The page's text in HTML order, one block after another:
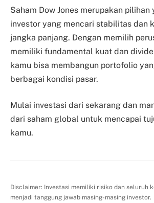
Saham Dow Jones merupakan
investor yang mencari stabilitas dan
jangka panjang. Dengan memilih
memiliki fundamental kuat dan
kamu bisa membangun portofolio
berbagai kondisi pasar.
Mulai investasi dari sekarang dan
dari saham global untuk mencapai
kamu.
Disclaimer: Investasi memiliki risiko dan seluruh
menjadi tanggung jawab masing-masing investor.